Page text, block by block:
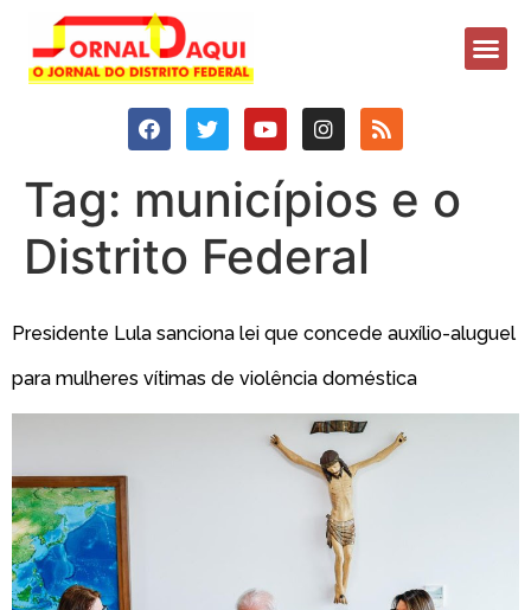
Tag: municípios e o
Distrito Federal
Presidente Lula sanciona lei que concede auxílio-aluguel
para mulheres vítimas de violência doméstica